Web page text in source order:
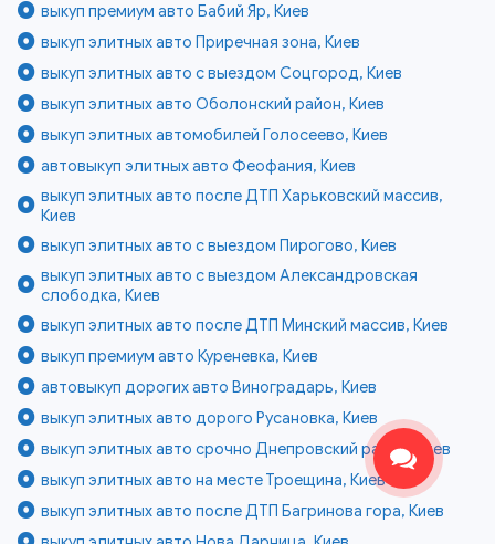
выкуп премиум авто Бабий Яр, Киев
выкуп элитных авто Приречная зона, Киев
выкуп элитных авто с выездом Соцгород, Киев
выкуп элитных авто Оболонский район, Киев
выкуп элитных автомобилей Голосеево, Киев
автовыкуп элитных авто Феофания, Киев
выкуп элитных авто после ДТП Харьковский массив,
Киев
выкуп элитных авто с выездом Пирогово, Киев
выкуп элитных авто с выездом Александровская
слободка, Киев
выкуп элитных авто после ДТП Минский массив, Киев
выкуп премиум авто Куреневка, Киев
автовыкуп дорогих авто Виноградарь, Киев
выкуп элитных авто дорого Русановка, Киев
выкуп элитных авто срочно Днепровский район, Киев
выкуп элитных авто на месте Троещина, Киев
выкуп элитных авто после ДТП Багринова гора, Киев